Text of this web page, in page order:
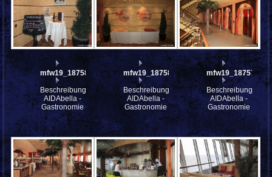
mfw19_187581
Beschreibung:
AIDAbella -
Gastronomie
mfw19_187580
Beschreibung:
AIDAbella -
Gastronomie
mfw19_187579
Beschreibung:
AIDAbella -
Gastronomie